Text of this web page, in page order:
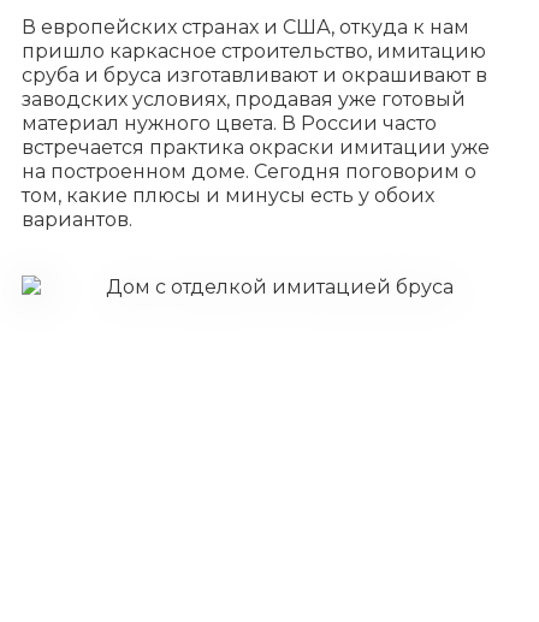
В европейских странах и США, откуда к нам
пришло каркасное строительство, имитацию
сруба и бруса изготавливают и окрашивают в
заводских условиях, продавая уже готовый
материал нужного цвета. В России часто
встречается практика окраски имитации уже
на построенном доме. Сегодня поговорим о
том, какие плюсы и минусы есть у обоих
вариантов.